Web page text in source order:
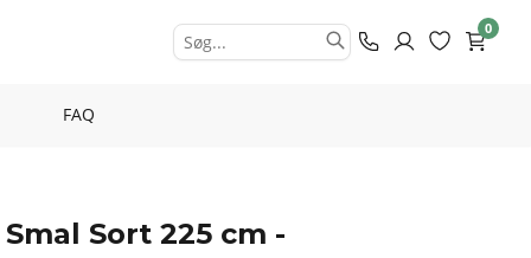
0
FAQ
Sort 225 cm -